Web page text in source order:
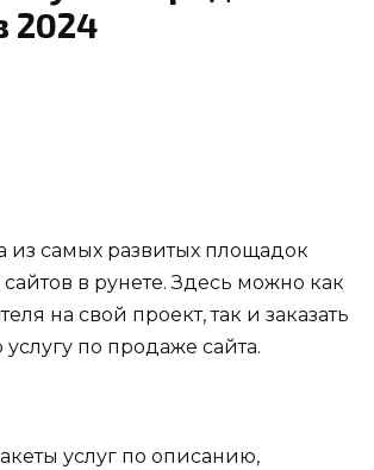
2024
из самых развитых площадок
в рунете. Здесь можно как
на свой проект, так и заказать
по продаже сайта.
услуг по описанию,